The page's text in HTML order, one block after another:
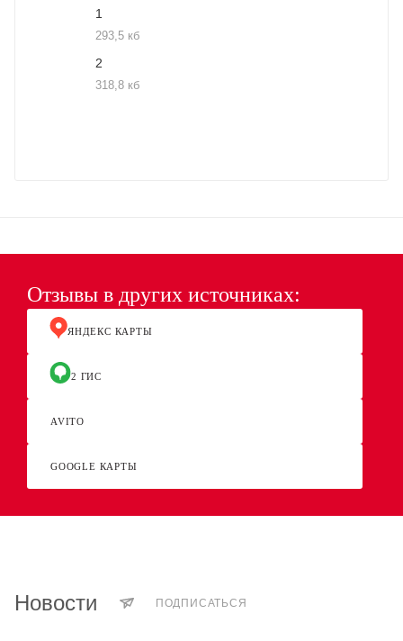
1
293,5 кб
2
318,8 кб
Отзывы в других источниках:
ЯНДЕКС КАРТЫ
2 ГИС
AVITO
GOOGLE КАРТЫ
Новости ПОДПИСАТЬСЯ